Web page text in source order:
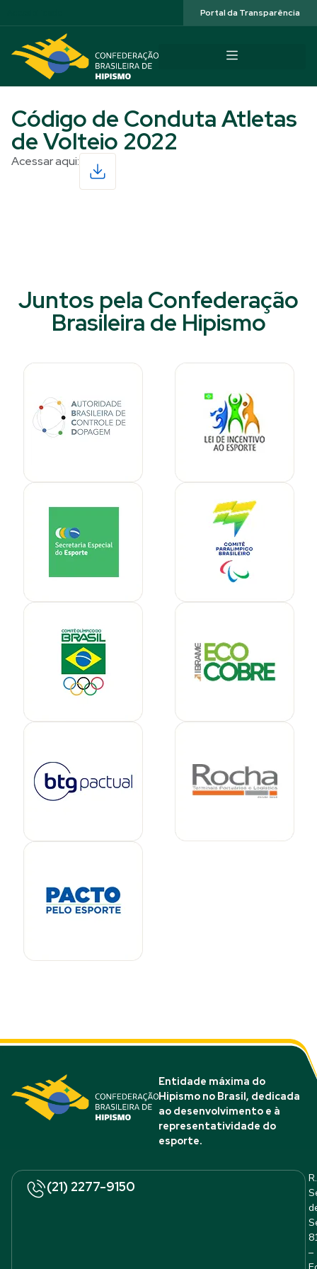
Portal da Transparência
Código de Conduta Atletas
de Volteio 2022
Acessar aqui:
Juntos pela Confederação
Brasileira de Hipismo
Entidade máxima do
Hipismo no Brasil, dedicada
ao desenvolvimento e à
representatividade do
esporte.
(21) 2277-9150
R.
–